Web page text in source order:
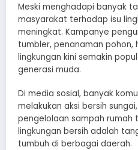
Meski menghadapi banyak
masyarakat terhadap isu
meningkat. Kampanye
tumbler, penanaman pohon,
lingkungan kini semakin
generasi muda.
Di media sosial, banyak
melakukan aksi bersih
pengelolaan sampah rumah
lingkungan bersih adalah
tumbuh di berbagai daerah.